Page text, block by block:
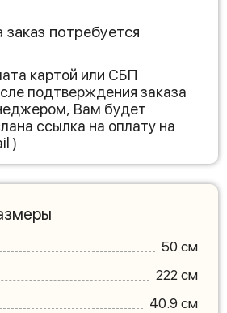
потребуется
картой или СБП
подтверждения заказа
Вам будет
ссылка на оплату на
)
50 см
222 см
40.9 см